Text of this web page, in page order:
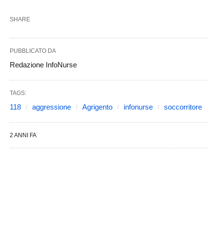
SHARE
PUBBLICATO DA
Redazione InfoNurse
TAGS:
118 aggressione Agrigento infonurse soccorritore
2 ANNI FA